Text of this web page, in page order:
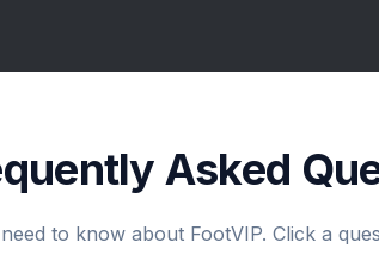
Asked
to know about FootVIP. Click a